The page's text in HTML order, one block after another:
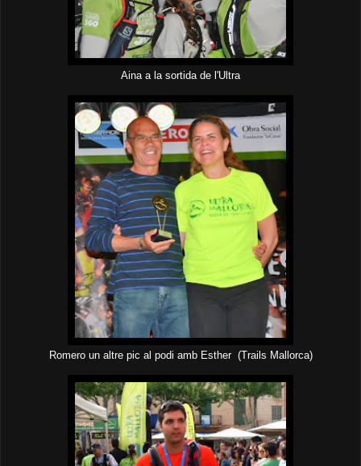
Aina a la sortida de l'Ultra
Romero un altre pic al podi amb Esther (Trails Mallorca)